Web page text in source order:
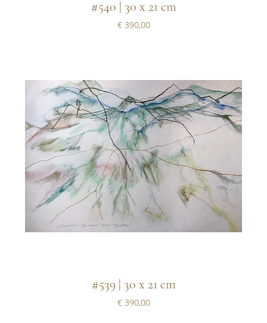
#540 | 30 x 21 cm
Prijs
€ 390,00
#539 | 30 x 21 cm
Prijs
€ 390,00